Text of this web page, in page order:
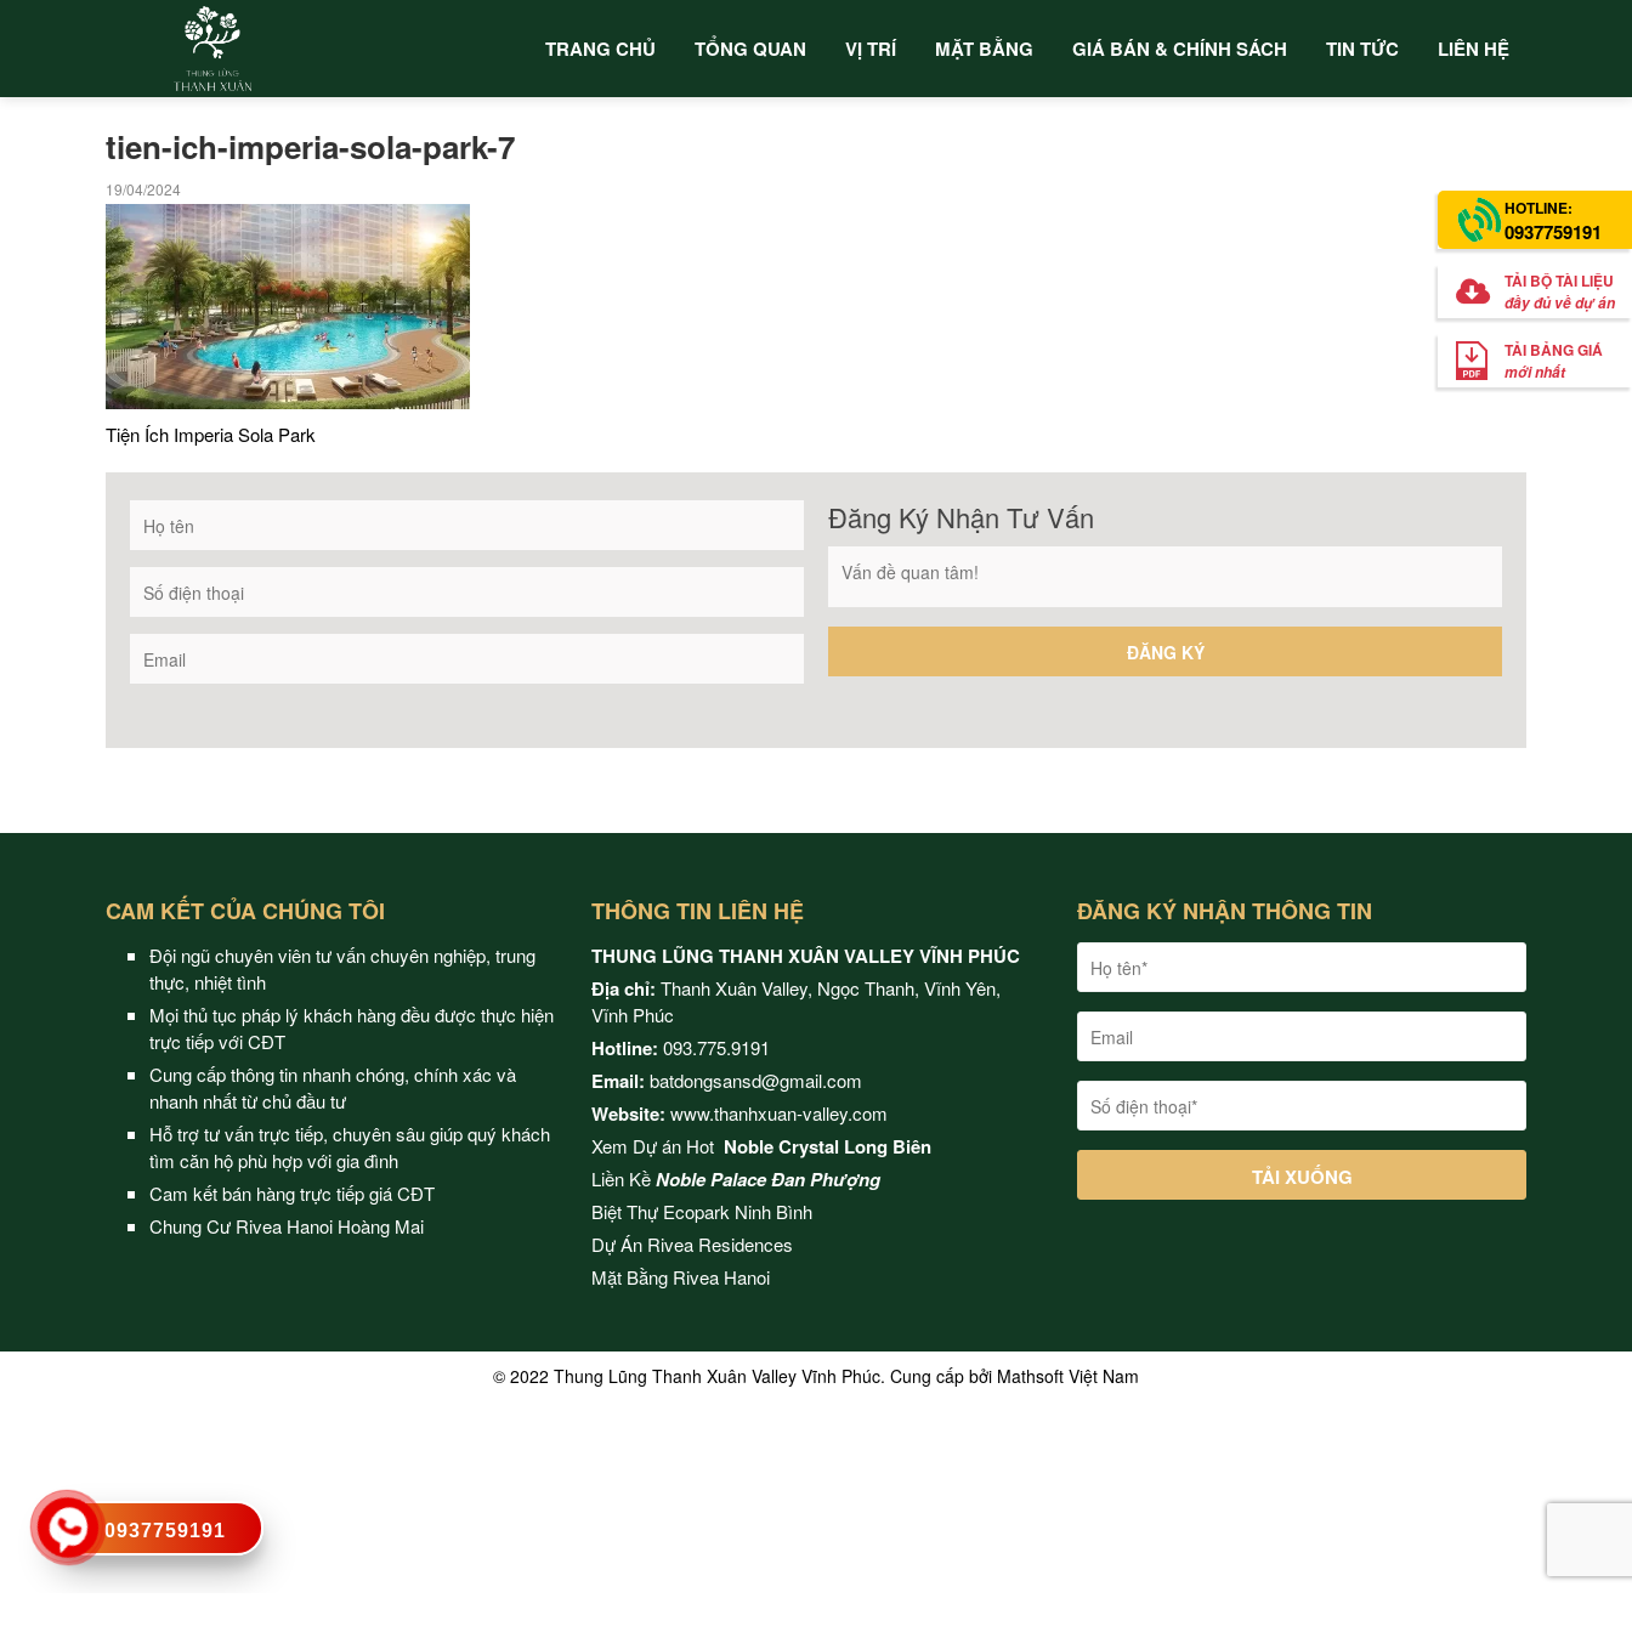
TRANG CHỦ TỔNG QUAN VỊ TRÍ MẶT BẰNG GIÁ BÁN & CHÍNH SÁCH TIN TỨC LIÊN HỆ
tien-ich-imperia-sola-park-7
19/04/2024
Tiện Ích Imperia Sola Park
Đăng Ký Nhận Tư Vấn
CAM KẾT CỦA CHÚNG TÔI
Đội ngũ chuyên viên tư vấn chuyên nghiệp, trung
thực, nhiệt tình
Mọi thủ tục pháp lý khách hàng đều được thực hiện
trực tiếp với CĐT
Cung cấp thông tin nhanh chóng, chính xác và
nhanh nhất từ chủ đầu tư
Hỗ trợ tư vấn trực tiếp, chuyên sâu giúp quý khách
tìm căn hộ phù hợp với gia đình
Cam kết bán hàng trực tiếp giá CĐT
Chung Cư Rivea Hanoi Hoàng Mai
THÔNG TIN LIÊN HỆ
THUNG LŨNG THANH XUÂN VALLEY VĨNH PHÚC
Địa chỉ: Thanh Xuân Valley, Ngọc Thanh, Vĩnh Yên,
Vĩnh Phúc
Hotline: 093.775.9191
Email: batdongsansd@gmail.com
Website: www.thanhxuan-valley.com
Xem Dự án Hot Noble Crystal Long Biên
Liền KềNoble Palace Đan Phượng
Biệt Thự Ecopark Ninh Bình
Dự Án Rivea Residences
Mặt Bằng Rivea Hanoi
ĐĂNG KÝ NHẬN THÔNG TIN
© 2022 Thung Lũng Thanh Xuân Valley Vĩnh Phúc. Cung cấp bởi Mathsoft Việt Nam
0937759191
HOTLINE:
0937759191
TẢI BỘ TÀI LIỆU
đầy đủ về dự án
TẢI BẢNG GIÁ
mới nhất